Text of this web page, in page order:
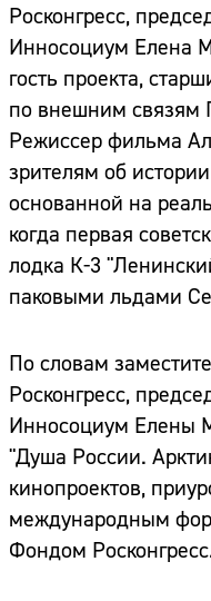
Росконгресс,
Инносоциум Елена
гость проекта,
по внешним связям
Режиссер фильма
зрителям об
основанной на
когда первая
лодка К-3
паковыми льдами
По словам
Росконгресс,
Инносоциум Елены
"Душа России.
кинопроектов,
международным
Фондом